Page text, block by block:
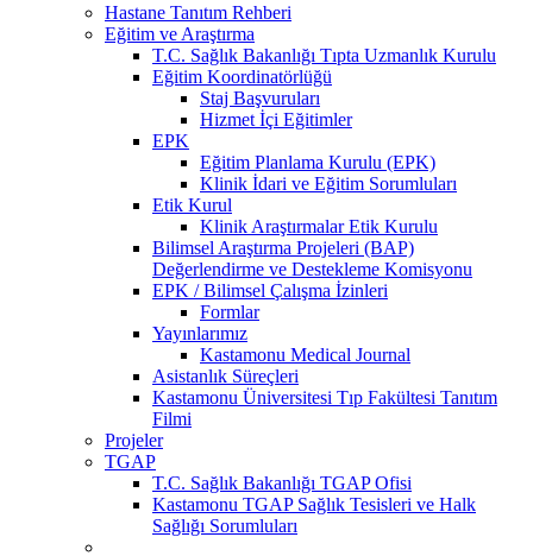
Hastane Tanıtım Rehberi
Eğitim ve Araştırma
T.C. Sağlık Bakanlığı Tıpta Uzmanlık Kurulu
Eğitim Koordinatörlüğü
Staj Başvuruları
Hizmet İçi Eğitimler
EPK
Eğitim Planlama Kurulu (EPK)
Klinik İdari ve Eğitim Sorumluları
Etik Kurul
Klinik Araştırmalar Etik Kurulu
Bilimsel Araştırma Projeleri (BAP)
Değerlendirme ve Destekleme Komisyonu
EPK / Bilimsel Çalışma İzinleri
Formlar
Yayınlarımız
Kastamonu Medical Journal
Asistanlık Süreçleri
Kastamonu Üniversitesi Tıp Fakültesi Tanıtım
Filmi
Projeler
TGAP
T.C. Sağlık Bakanlığı TGAP Ofisi
Kastamonu TGAP Sağlık Tesisleri ve Halk
Sağlığı Sorumluları